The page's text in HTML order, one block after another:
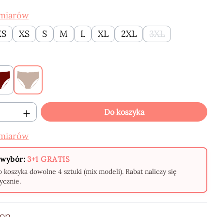
XS S M L XL 2XL 3XL
(Ta opcja jest
Claret Beige
Wprowadź żądaną ilość lub
Do koszyka
3+1 GRATIS
koszyka dowolne 4 sztuki (mix modeli). Rabat naliczy się